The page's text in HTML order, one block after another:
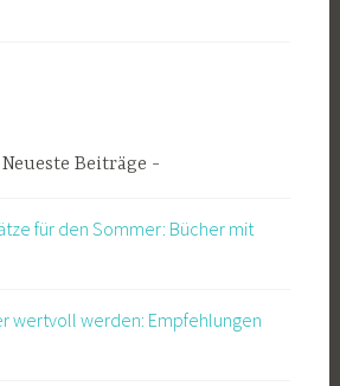
Neueste Beiträge
für den Sommer: Bücher mit
wertvoll werden: Empfehlungen